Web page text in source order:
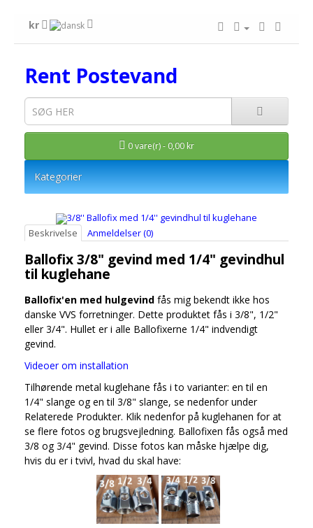
kr
Rent Postevand
0 vare(r) - 0,00 kr
Kategorier
Beskrivelse Anmeldelser (0)
Ballofix 3/8" gevind med 1/4" gevindhul
til kuglehane
Ballofix'en med hulgevind fås mig bekendt ikke hos
danske VVS forretninger. Dette produktet fås i 3/8", 1/2"
eller 3/4". Hullet er i alle Ballofixerne 1/4" indvendigt
gevind.
Videoer om installation
Tilhørende metal kuglehane fås i to varianter: en til en
1/4" slange og en til 3/8" slange, se nedenfor under
Relaterede Produkter. Klik nedenfor på kuglehanen for at
se flere fotos og brugsvejledning. Ballofixen fås også med
3/8 og 3/4" gevind. Disse fotos kan måske hjælpe dig,
hvis du er i tvivl, hvad du skal have: